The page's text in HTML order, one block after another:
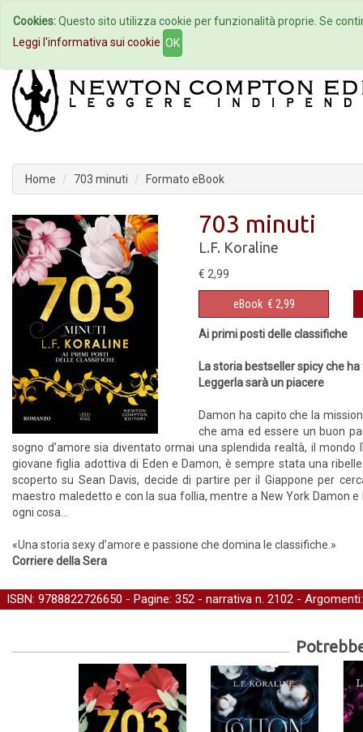
Home Autori Eventi
Home 703 minuti Formato eBook
703 minuti
L.F. Koraline
€ 2,99
eBook € 2,99
Ai primi posti delle classifiche
La storia bestseller spicy che
Leggerla sarà un piacere
Damon ha capito che la
che ama ed essere un buon
sogno d’amore sia diventato ormai una splendida realtà, il
giovane figlia adottiva di Eden e Damon, è sempre stata una
scoperto su Sean Davis, decide di partire per il Giappone per
maestro maledetto e con la sua follia, mentre a New York Damon
ogni cosa…
«Una storia sexy d’amore e passione che domina le classifiche.»
Corriere della Sera
ISBN: 9788822726650 - Pagine: 352 - narrativa n. 2102 -
Cookies:Questo sito utilizza cookie per funzionalità proprie. Se
Leggi l'informativa sui cookie OK